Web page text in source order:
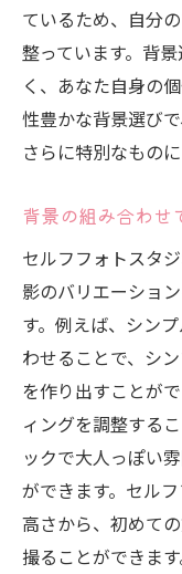
ているため、自分
整っています。背
く、あなた自身の
性豊かな背景選び
さらに特別なものに
背景の組み合わせ
セルフフォトスタ
影のバリエーショ
す。例えば、シン
わせることで、シ
を作り出すことが
ィングを調整する
ックで大人っぽい
ができます。セル
高さから、初めて
撮ることができま